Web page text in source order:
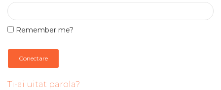
Remember me?
Conectare
Ti-ai uitat parola?